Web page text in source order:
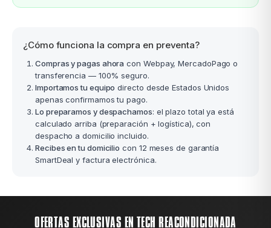
¿Cómo funciona la compra en preventa?
Compras y pagas ahora con Webpay, MercadoPago o
transferencia — 100% seguro.
Importamos tu equipo directo desde Estados Unidos
apenas confirmamos tu pago.
Lo preparamos y despachamos: el plazo total ya está
calculado arriba (preparación + logística), con
despacho a domicilio incluido.
Recibes en tu domicilio con 12 meses de garantía
SmartDeal y factura electrónica.
OFERTAS EXCLUSIVAS EN TECH REACONDICIONADA